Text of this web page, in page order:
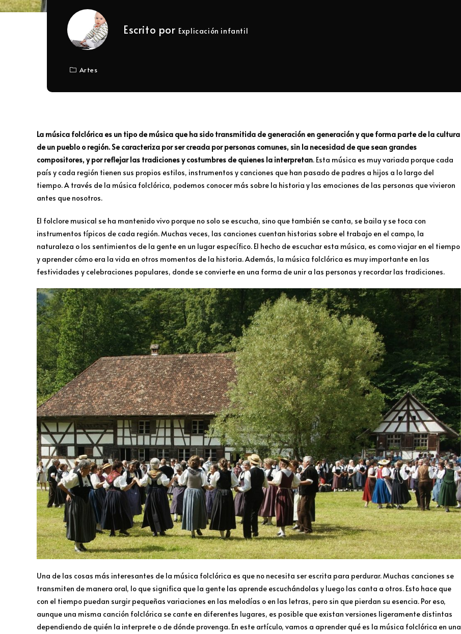
Escrito por Explicación infantil
Artes
La música folclórica es un tipo de música que ha sido transmitida de generación en generación y que forma parte de la cultura
de un pueblo o región. Se caracteriza por ser creada por personas comunes, sin la necesidad de que sean grandes
compositores, y por reflejar las tradiciones y costumbres de quienes la interpretan. Esta música es muy variada porque cada
país y cada región tienen sus propios estilos, instrumentos y canciones que han pasado de padres a hijos a lo largo del
tiempo. A través de la música folclórica, podemos conocer más sobre la historia y las emociones de las personas que vivieron
antes que nosotros.
El folclore musical se ha mantenido vivo porque no solo se escucha, sino que también se canta, se baila y se toca con
instrumentos típicos de cada región. Muchas veces, las canciones cuentan historias sobre el trabajo en el campo, la
naturaleza o los sentimientos de la gente en un lugar específico. El hecho de escuchar esta música, es como viajar en el tiempo
y aprender cómo era la vida en otros momentos de la historia. Además, la música folclórica es muy importante en las
festividades y celebraciones populares, donde se convierte en una forma de unir a las personas y recordar las tradiciones.
Una de las cosas más interesantes de la música folclórica es que no necesita ser escrita para perdurar. Muchas canciones se
transmiten de manera oral, lo que significa que la gente las aprende escuchándolas y luego las canta a otros. Esto hace que
con el tiempo puedan surgir pequeñas variaciones en las melodías o en las letras, pero sin que pierdan su esencia. Por eso,
aunque una misma canción folclórica se cante en diferentes lugares, es posible que existan versiones ligeramente distintas
dependiendo de quién la interprete o de dónde provenga. En este artículo, vamos a aprender qué es la música folclórica en una